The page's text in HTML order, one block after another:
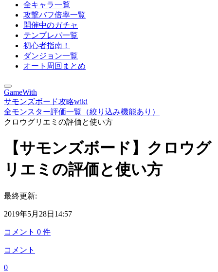
全キャラ一覧
攻撃バフ倍率一覧
開催中のガチャ
テンプレパ一覧
初心者指南！
ダンジョン一覧
オート周回まとめ
GameWith
サモンズボード攻略wiki
全モンスター評価一覧（絞り込み機能あり）
クロウグリエミの評価と使い方
【サモンズボード】クロウグ
リエミの評価と使い方
最終更新:
2019年5月28日14:57
コメント 0 件
コメント
0